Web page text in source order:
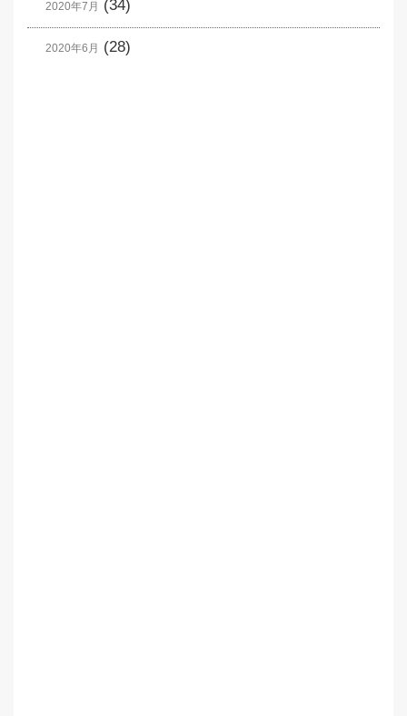
2020年7月 (34)
2020年6月 (28)